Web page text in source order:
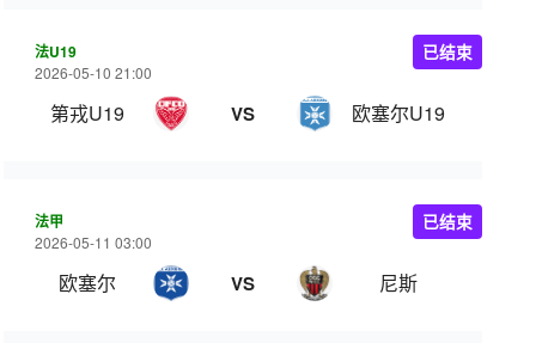
法U19
2026-05-10 21:00
第戎U19 VS 欧塞尔U19
已结束
法甲
2026-05-11 03:00
欧塞尔 VS 尼斯
已结束